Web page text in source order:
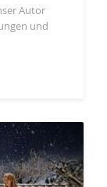
Autor
und